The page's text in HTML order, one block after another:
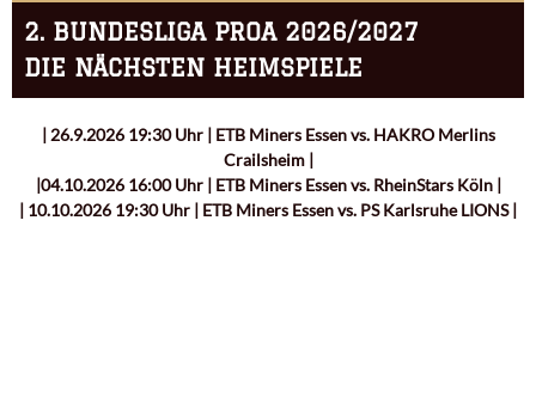
2. BUNDESLIGA PROA 2026/2027
DIE NÄCHSTEN HEIMSPIELE
| 26.9.2026 19:30 Uhr | ETB Miners Essen vs. HAKRO Merlins
Crailsheim |
|04.10.2026 16:00 Uhr | ETB Miners Essen vs. RheinStars Köln |
| 10.10.2026 19:30 Uhr | ETB Miners Essen vs. PS Karlsruhe LIONS |